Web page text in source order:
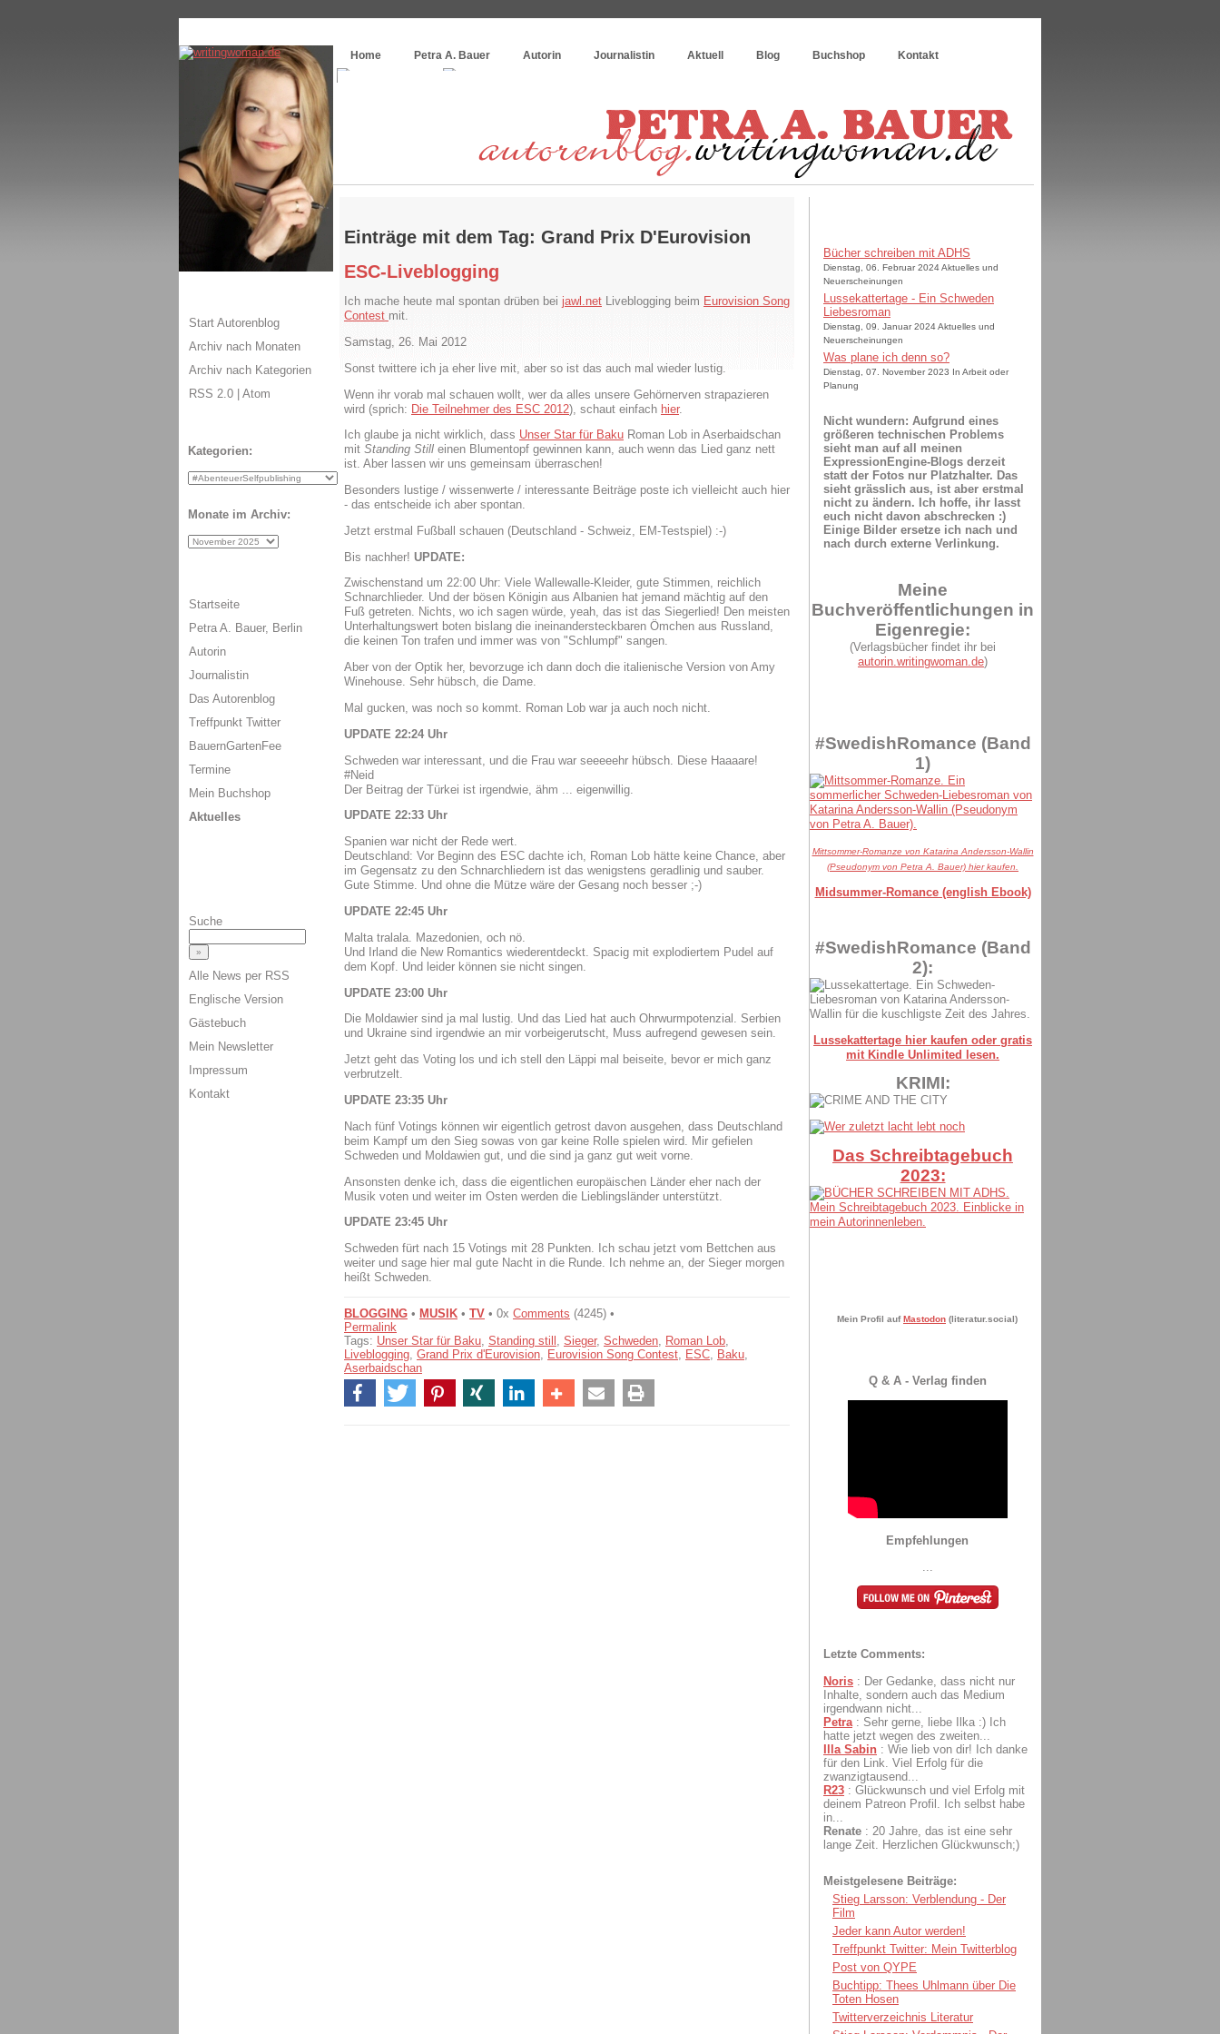
Home
Petra A. Bauer Autorin Journalistin Aktuell Blog Buchshop Kontakt
Einträge mit dem Tag: Grand Prix D'Eurovision
ESC-Liveblogging
Ich mache heute mal spontan drüben bei jawl.net Liveblogging beim Eurovision Song
Contest mit.
Samstag, 26. Mai 2012
Sonst twittere ich ja eher live mit, aber so ist das auch mal wieder lustig.
Wenn ihr vorab mal schauen wollt, wer da alles unsere Gehörnerven strapazieren
wird (sprich: Die Teilnehmer des ESC 2012), schaut einfach hier.
Ich glaube ja nicht wirklich, dass Unser Star für Baku Roman Lob in Aserbaidschan
mit Standing Still einen Blumentopf gewinnen kann, auch wenn das Lied ganz nett
ist. Aber lassen wir uns gemeinsam überraschen!
Besonders lustige / wissenwerte / interessante Beiträge poste ich vielleicht auch hier
- das entscheide ich aber spontan.
Jetzt erstmal Fußball schauen (Deutschland - Schweiz, EM-Testspiel) :-)
Bis nachher! UPDATE:
Zwischenstand um 22:00 Uhr: Viele Wallewalle-Kleider, gute Stimmen, reichlich
Schnarchlieder. Und der bösen Königin aus Albanien hat jemand mächtig auf den
Fuß getreten. Nichts, wo ich sagen würde, yeah, das ist das Siegerlied! Den meisten
Unterhaltungswert boten bislang die ineinandersteckbaren Ömchen aus Russland,
die keinen Ton trafen und immer was von "Schlumpf" sangen.
Aber von der Optik her, bevorzuge ich dann doch die italienische Version von Amy
Winehouse. Sehr hübsch, die Dame.
Mal gucken, was noch so kommt. Roman Lob war ja auch noch nicht.
UPDATE 22:24 Uhr
Schweden war interessant, und die Frau war seeeeehr hübsch. Diese Haaaare!
#Neid
Der Beitrag der Türkei ist irgendwie, ähm ... eigenwillig.
UPDATE 22:33 Uhr
Spanien war nicht der Rede wert.
Deutschland: Vor Beginn des ESC dachte ich, Roman Lob hätte keine Chance, aber
im Gegensatz zu den Schnarchliedern ist das wenigstens geradlinig und sauber.
Gute Stimme. Und ohne die Mütze wäre der Gesang noch besser ;-)
UPDATE 22:45 Uhr
Malta tralala. Mazedonien, och nö.
Und Irland die New Romantics wiederentdeckt. Spacig mit explodiertem Pudel auf
dem Kopf. Und leider können sie nicht singen.
UPDATE 23:00 Uhr
Die Moldawier sind ja mal lustig. Und das Lied hat auch Ohrwurmpotenzial. Serbien
und Ukraine sind irgendwie an mir vorbeigerutscht, Muss aufregend gewesen sein.
Jetzt geht das Voting los und ich stell den Läppi mal beiseite, bevor er mich ganz
verbrutzelt.
UPDATE 23:35 Uhr
Nach fünf Votings können wir eigentlich getrost davon ausgehen, dass Deutschland
beim Kampf um den Sieg sowas von gar keine Rolle spielen wird. Mir gefielen
Schweden und Moldawien gut, und die sind ja ganz gut weit vorne.
Ansonsten denke ich, dass die eigentlichen europäischen Länder eher nach der
Musik voten und weiter im Osten werden die Lieblingsländer unterstützt.
UPDATE 23:45 Uhr
Schweden fürt nach 15 Votings mit 28 Punkten. Ich schau jetzt vom Bettchen aus
weiter und sage hier mal gute Nacht in die Runde. Ich nehme an, der Sieger morgen
heißt Schweden.
BLOGGING • MUSIK • TV • 0x Comments (4245) •
Permalink
Tags: Unser Star für Baku, Standing still , Sieger, Schweden, Roman Lob,
Liveblogging, Grand Prix d'Eurovision, Eurovision Song Contest, ESC, Baku,
Aserbaidschan
Bücher schreiben mit ADHS
Dienstag, 06. Februar 2024 Aktuelles und
Neuerscheinungen
Lussekattertage - Ein Schweden
Liebesroman
Dienstag, 09. Januar 2024 Aktuelles und
Neuerscheinungen
Was plane ich denn so?
Dienstag, 07. November 2023 In Arbeit oder
Planung
Nicht wundern: Aufgrund eines
größeren technischen Problems
sieht man auf all meinen
ExpressionEngine-Blogs derzeit
statt der Fotos nur Platzhalter. Das
sieht grässlich aus, ist aber erstmal
nicht zu ändern. Ich hoffe, ihr lasst
euch nicht davon abschrecken :)
Einige Bilder ersetze ich nach und
nach durch externe Verlinkung.
Meine
Buchveröffentlichungen in
Eigenregie:
(Verlagsbücher findet ihr bei
autorin.writingwoman.de)
#SwedishRomance (Band
1)
Mittsommer-Romanze von Katarina Andersson-Wallin
(Pseudonym von Petra A. Bauer) hier kaufen.
Midsummer-Romance (english Ebook)
#SwedishRomance (Band
2):
Lussekattertage hier kaufen oder gratis
mit Kindle Unlimited lesen.
KRIMI:
Das Schreibtagebuch
2023:
Mein Profil auf Mastodon (literatur.social)
Q & A - Verlag finden
Empfehlungen
Letzte Comments:
Noris : Der Gedanke, dass nicht nur
Inhalte, sondern auch das Medium
irgendwann nicht...
Petra : Sehr gerne, liebe Ilka :) Ich
hatte jetzt wegen des zweiten...
Illa Sabin : Wie lieb von dir! Ich danke
für den Link. Viel Erfolg für die
zwanzigtausend...
R23 : Glückwunsch und viel Erfolg mit
deinem Patreon Profil. Ich selbst habe
in...
Renate : 20 Jahre, das ist eine sehr
lange Zeit. Herzlichen Glückwunsch;)
Meistgelesene Beiträge:
Stieg Larsson: Verblendung - Der
Film
Jeder kann Autor werden!
Treffpunkt Twitter: Mein Twitterblog
Post von QYPE
Buchtipp: Thees Uhlmann über Die
Toten Hosen
Twitterverzeichnis Literatur
Start Autorenblog
Archiv nach Monaten
Archiv nach Kategorien
RSS 2.0 | Atom
Kategorien:
Monate im Archiv:
Startseite
Petra A. Bauer, Berlin
Autorin
Journalistin
Das Autorenblog
Treffpunkt Twitter
BauernGartenFee
Termine
Mein Buchshop
Aktuelles
Suche
Alle News per RSS
Englische Version
Gästebuch
Mein Newsletter
Impressum
Kontakt